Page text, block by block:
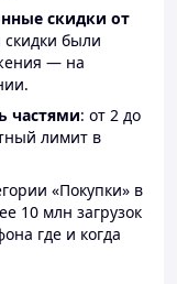
скидки от
были
— на
частями: от 2 до
лимит в
«Покупки» в
10 млн загрузок
где и когда